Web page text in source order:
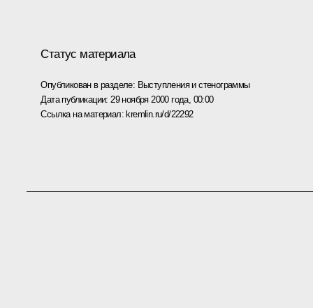
Статус материала
Опубликован в разделе: Выступления и стенограммы
Дата публикации: 29 ноября 2000 года, 00:00
Ссылка на материал:kremlin.ru/d/22292